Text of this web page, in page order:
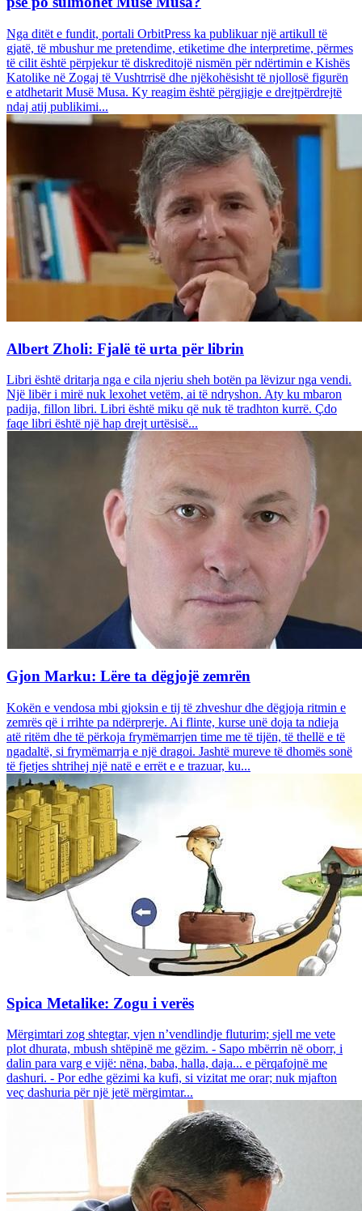
Nga ditët e fundit, portali OrbitPress ka publikuar një artikull të
gjatë, të mbushur me pretendime, etiketime dhe interpretime, përmes
të cilit është përpjekur të diskreditojë nismën për ndërtimin e Kishës
Katolike në Zogaj të Vushtrrisë dhe njëkohësisht të njollosë figurën
e atdhetarit Musë Musa. Ky reagim është përgjigje e drejtpërdrejtë
ndaj atij publikimi...
Albert Zholi: Fjalë të urta për librin
Libri është dritarja nga e cila njeriu sheh botën pa lëvizur nga vendi.
Një libër i mirë nuk lexohet vetëm, ai të ndryshon. Aty ku mbaron
padija, fillon libri. Libri është miku që nuk të tradhton kurrë. Çdo
faqe libri është një hap drejt urtësisë...
Gjon Marku: Lëre ta dëgjojë zemrën
Kokën e vendosa mbi gjoksin e tij të zhveshur dhe dëgjoja ritmin e
zemrës që i rrihte pa ndërprerje. Ai flinte, kurse unë doja ta ndieja
atë ritëm dhe të përkoja frymëmarrjen time me të tijën, të thellë e të
ngadaltë, si frymëmarrja e një dragoi. Jashtë mureve të dhomës sonë
të fjetjes shtrihej një natë e errët e e trazuar, ku...
Spica Metalike: Zogu i verës
Mërgimtari zog shtegtar, vjen n’vendlindje fluturim; sjell me vete
plot dhurata, mbush shtëpinë me gëzim. - Sapo mbërrin në oborr, i
dalin para varg e vijë: nëna, baba, halla, daja... e përqafojnë me
dashuri. - Por edhe gëzimi ka kufi, si vizitat me orar; nuk mjafton
veç dashuria për një jetë mërgimtar...